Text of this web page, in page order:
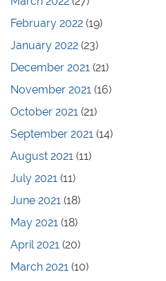
February 2022 (19)
January 2022 (23)
December 2021 (21)
November 2021 (16)
October 2021 (21)
September 2021 (14)
August 2021 (11)
July 2021 (11)
June 2021 (18)
May 2021 (18)
April 2021 (20)
March 2021 (10)